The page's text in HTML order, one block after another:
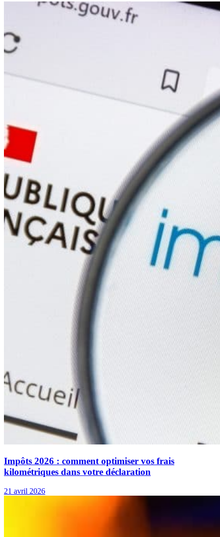
Impôts 2026 : comment optimiser vos frais
kilométriques dans votre déclaration
21 avril 2026